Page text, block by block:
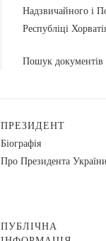
Надзвичайного і
Республіці
Пошук документів
ПРЕЗИДЕНТ
Біографія
Про Президента України
ПУБЛІЧНА